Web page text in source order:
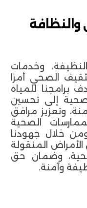
والنظافة
وخدمات
الصحي أمرًا
برامجنا للمياه
إلى تحسين
وتعزيز مرافق
الصحية
خلال جهودنا
المنقولة
وضمان حق
وآمنة.